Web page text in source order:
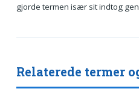
gjorde termen især sit indtog
Relaterede termer